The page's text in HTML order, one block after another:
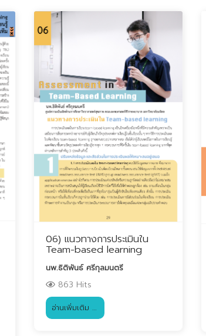
06) แนวทางการประเมินใน
Team-based learning
นพ.ธิติพันธ์ ศรีกุลมนตรี
863 Hits
อ่านเพิ่มเติม …